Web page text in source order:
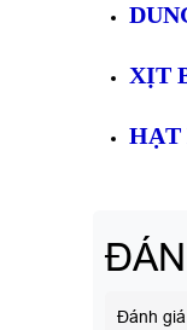
XỊT
HẠT
Đánh